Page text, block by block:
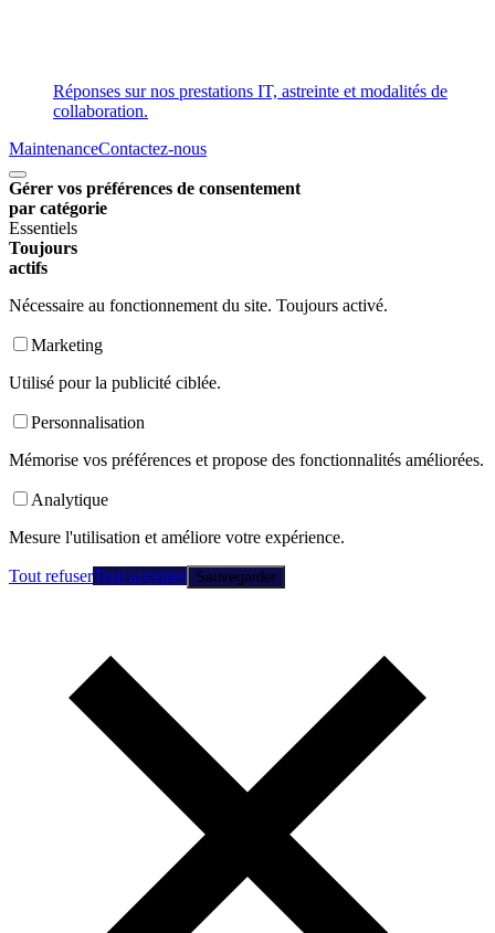
Réponses sur nos prestations IT, astreinte et modalités de
collaboration.
MaintenanceContactez-nous
Gérer vos préférences de consentement
par catégorie
Essentiels
Toujours
actifs
Nécessaire au fonctionnement du site. Toujours activé.
Marketing
Utilisé pour la publicité ciblée.
Personnalisation
Mémorise vos préférences et propose des fonctionnalités améliorées.
Analytique
Mesure l'utilisation et améliore votre expérience.
Tout refuserTout accepter